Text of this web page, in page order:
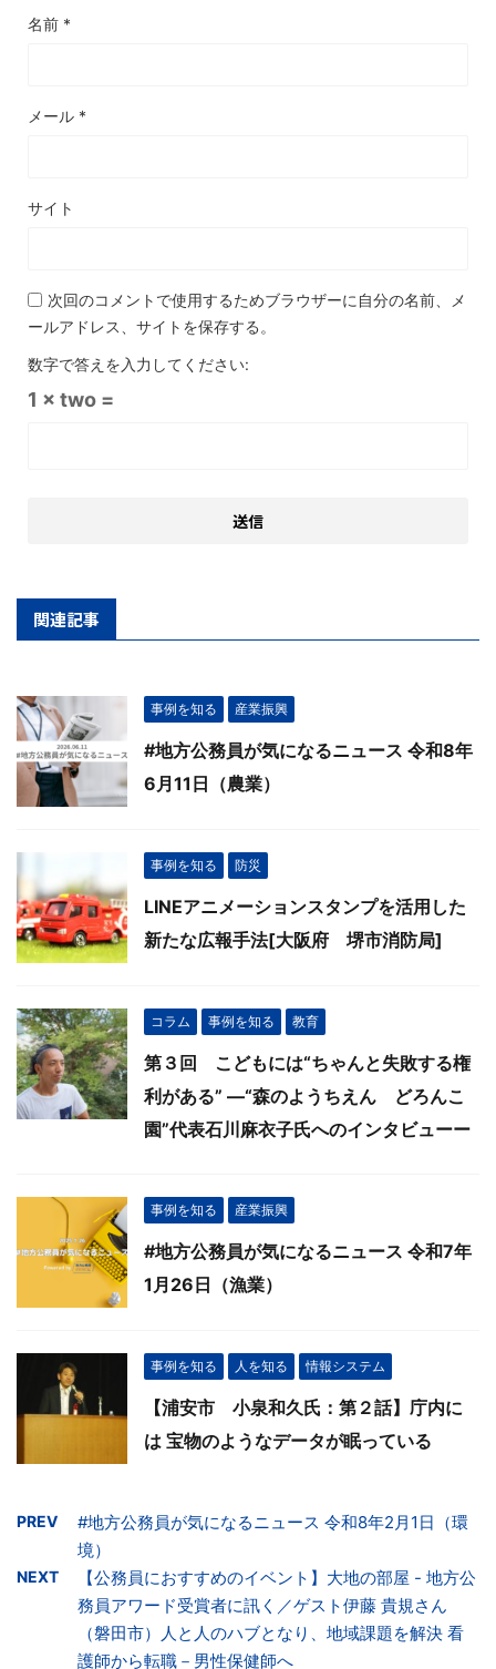
名前 *
メール *
サイト
次回のコメントで使用するためブラウザーに自分の名前、メ
ールアドレス、サイトを保存する。
数字で答えを入力してください:
1 × two =
関連記事
事例を知る 産業振興
#地方公務員が気になるニュース 令和8年
6月11日（農業）
事例を知る 防災
LINEアニメーションスタンプを活用した
新たな広報手法[大阪府 堺市消防局]
コラム 事例を知る 教育
第３回 こどもには“ちゃんと失敗する権
利がある” ―“森のようちえん どろんこ
園”代表石川麻衣子氏へのインタビューー
事例を知る 産業振興
#地方公務員が気になるニュース 令和7年
1月26日（漁業）
事例を知る 人を知る 情報システム
【浦安市 小泉和久氏：第２話】庁内に
は 宝物のようなデータが眠っている
PREV
#地方公務員が気になるニュース 令和8年2月1日（環
境）
NEXT
【公務員におすすめのイベント】大地の部屋 - 地方公
務員アワード受賞者に訊く／ゲスト伊藤 貴規さん
（磐田市）人と人のハブとなり、地域課題を解決 看
護師から転職－男性保健師へ